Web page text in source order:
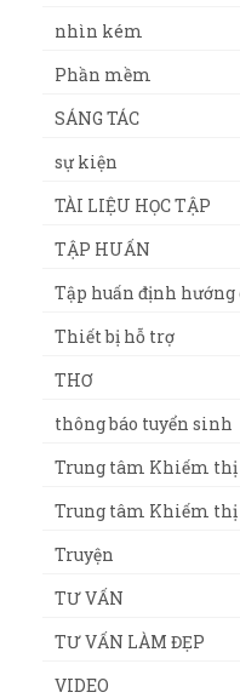
nhìn kém
Phần mềm
SÁNG TÁC
sự kiện
TÀI LIỆU HỌC TẬP
TẬP HUẤN
Tập huấn định
Thiết bị hỗ trợ
THƠ
thông báo tuyển sinh
Trung tâm Khiếm thị
Trung tâm Khiếm
Truyện
TƯ VẤN
TƯ VẤN LÀM ĐẸP
VIDEO